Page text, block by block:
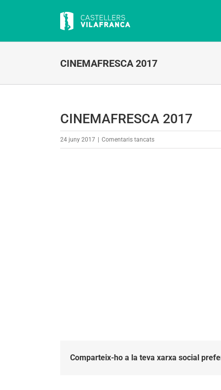
CINEMAFRESCA 2017
CINEMAFRESCA 2017
24 juny 2017 Comentaris tancatsa
Comparteix-ho a la teva xarxa social